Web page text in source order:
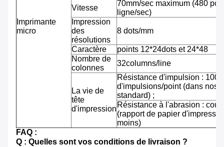
Imprimante
micro
Vitesse
70mm/sec maximum (480
ligne/sec)
Impression
des
résolutions
8 dots/mm
Caractère
points 12*24dots et 24*48
Nombre de
colonnes
32columns/line
La vie de
tête
d'impression
Résistance d'impulsion : 100
d'impulsions/point (dans nos
standard) ;
Résistance à l'abrasion :
(rapport de papier
moins)
FAQ :
Q : Quelles sont vos conditions de livraison ?